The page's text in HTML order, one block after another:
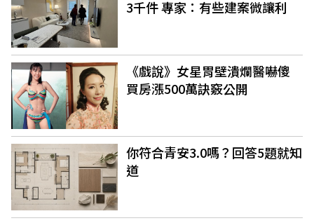
3千件 專家：有些建案微讓利
《戲說》女星胃壁潰爛醫嚇傻
買房漲500萬訣竅公開
你符合青安3.0嗎？回答5題就知
道